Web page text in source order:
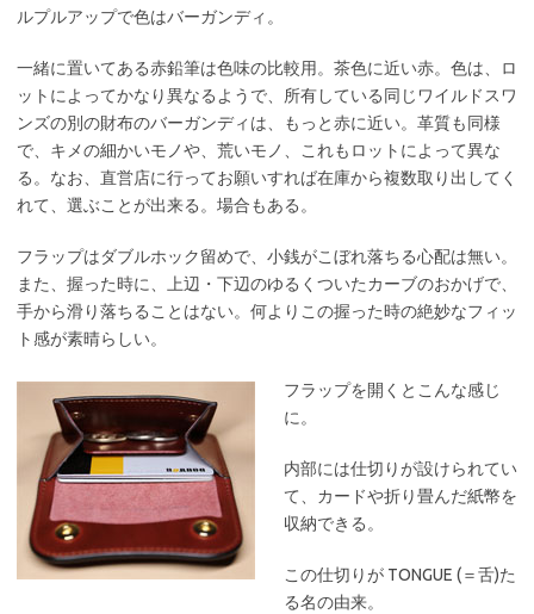
ルプルアップで色はバーガンディ。
一緒に置いてある赤鉛筆は色味の比較用。茶色に近い赤。色は、ロ
ットによってかなり異なるようで、所有している同じワイルドスワ
ンズの別の財布のバーガンディは、もっと赤に近い。革質も同様
で、キメの細かいモノや、荒いモノ、これもロットによって異な
る。なお、直営店に行ってお願いすれば在庫から複数取り出してく
れて、選ぶことが出来る。場合もある。
フラップはダブルホック留めで、小銭がこぼれ落ちる心配は無い。
また、握った時に、上辺・下辺のゆるくついたカーブのおかげで、
手から滑り落ちることはない。何よりこの握った時の絶妙なフィッ
ト感が素晴らしい。
フラップを開くとこんな感じ
に。
内部には仕切りが設けられてい
て、カードや折り畳んだ紙幣を
収納できる。
この仕切りが TONGUE (＝舌)た
る名の由来。